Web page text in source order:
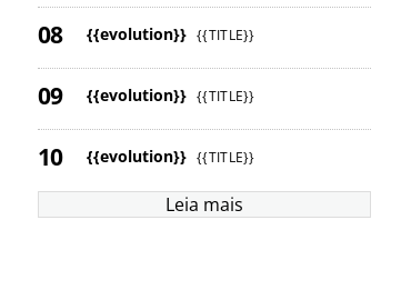
{{evolution}} {{TITLE}}
{{evolution}} {{TITLE}}
{{evolution}} {{TITLE}}
Leia mais